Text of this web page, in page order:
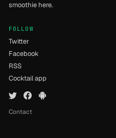
smoothie here.
FOLLOW
Twitter
Facebook
RSS
Cocktail app
Contact